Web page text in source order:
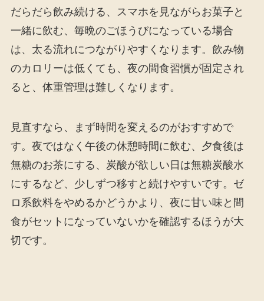
だらだら飲み続ける、スマホを見ながらお菓子と
一緒に飲む、毎晩のごほうびになっている場合
は、太る流れにつながりやすくなります。飲み物
のカロリーは低くても、夜の間食習慣が固定され
ると、体重管理は難しくなります。
見直すなら、まず時間を変えるのがおすすめで
す。夜ではなく午後の休憩時間に飲む、夕食後は
無糖のお茶にする、炭酸が欲しい日は無糖炭酸水
にするなど、少しずつ移すと続けやすいです。ゼ
ロ系飲料をやめるかどうかより、夜に甘い味と間
食がセットになっていないかを確認するほうが大
切です。